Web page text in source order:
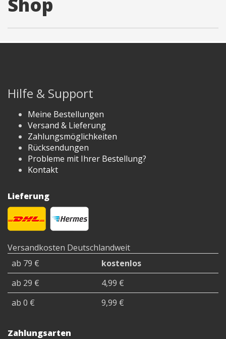
Hilfe & Support
Meine Bestellungen
Versand & Lieferung
Zahlungsmöglichkeiten
Rücksendungen
Probleme mit Ihrer Bestellung?
Kontakt
Lieferung
Versandkosten Deutschlandweit
ab 79 €
kostenlos
ab 29 €
4,99 €
ab 0 €
9,99 €
Zahlungsarten